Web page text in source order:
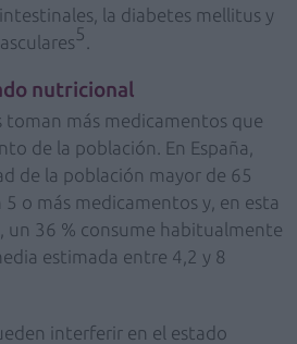
la diabetes mellitus y
5
nutricional
toman más medicamentos que
de la población. En España,
de la población mayor de 65
o más medicamentos y, en esta
un 36 % consume habitualmente
estimada entre 4,2 y 8
interferir en el estado